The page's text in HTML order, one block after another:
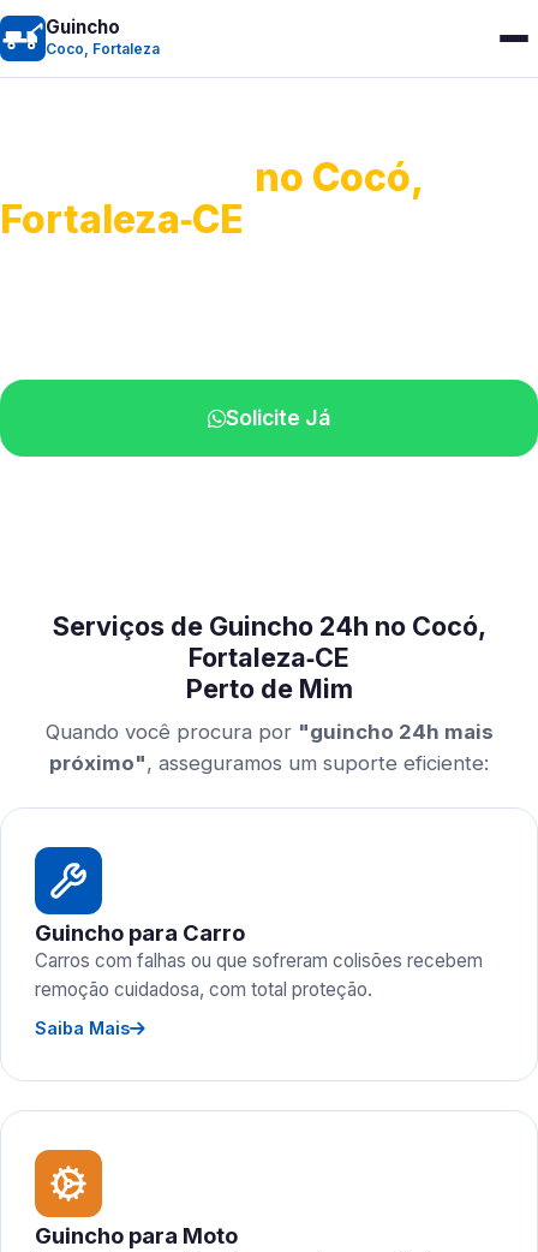
Guincho
Coco, Fortaleza
no Cocó,
Fortaleza‑CE
Solicite Já
Serviços de Guincho 24h no Cocó,
Fortaleza‑CE
Perto de Mim
Quando você procura por "guincho 24h mais
próximo", asseguramos um suporte eficiente:
Guincho para Carro
Carros com falhas ou que sofreram colisões recebem
remoção cuidadosa, com total proteção.
Saiba Mais
Guincho para Moto